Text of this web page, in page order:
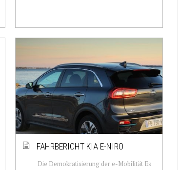
FAHRBERICHT KIA E-NIRO
Die Demokratisierung der e-Mobilität Es